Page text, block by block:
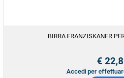
BIRRA FRANZISKANER
€
Accedi per